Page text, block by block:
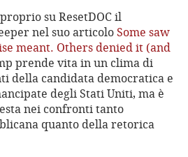
su ResetDOC il
nel suo articoloSome saw
meant. Others denied it (and
prende vita in un clima di
della candidata democratica e
degli Stati Uniti, ma è
nei confronti tanto
quanto della retorica